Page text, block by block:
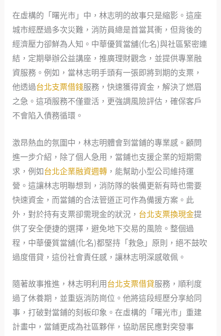
在虛構的「曙光市」中，林志明的故事只是縮影。這座
城市經歷過多次災難，消防員總是首當其衝，但背後的
經濟壓力卻鮮為人知。中華優質當舖(化名)與社區緊密連
結，定期舉辦公益講座，推廣理財觀念，並提供專業融
資服務。例如，當林志明手頭有一張即將到期的支票，
他透過台北支票借錢服務，快速獲得資金，解決了燃眉
之急。這項服務不僅靈活，更強調風險評估，確保客戶
不會陷入債務循環。
激昂熱血的氛圍中，林志明體會到當鋪的專業感。顧問
進一步介紹，除了個人急用，當鋪也支援企業的短期需
求，例如台北企業融資週轉，能幫助小型公司維持運
營。這讓林志明聯想到，消防隊的裝備更新有時也需要
快速資金，而當鋪的合法管道正可作為備援方案。此
外，對於持有支票卻需現金的狀況， 台北支票換現金提
供了安全便捷的選擇，避免地下交易的風險。整個過
程，中華優質當舖(化名)都堅持「救急」原則，絕不鼓吹
過度借貸，這份社會責任感，讓林志明深感敬佩。
隨著故事推進，林志明利用 台北支票借貸服務，順利度
過了休養期，並重返消防崗位。他將這段經歷分享給同
事，打破對當鋪的刻板印象。在虛構的「曙光市」重建
計畫中，當鋪更成為社區夥伴，協助居民應對突發事